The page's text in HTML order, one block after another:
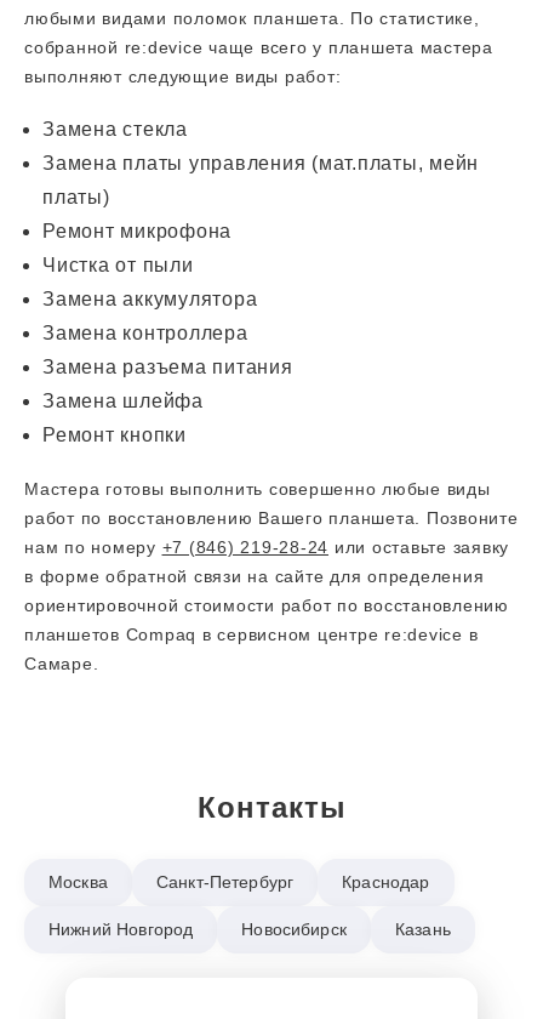
любыми видами поломок планшета. По статистике,
собранной re:device чаще всего у планшета мастера
выполняют следующие виды работ:
Замена стекла
Замена платы управления (мат.платы, мейн
платы)
Ремонт микрофона
Чистка от пыли
Замена аккумулятора
Замена контроллера
Замена разъема питания
Замена шлейфа
Ремонт кнопки
Мастера готовы выполнить совершенно любые виды
работ по восстановлению Вашего планшета. Позвоните
нам по номеру +7 (846) 219-28-24 или оставьте заявку
в форме обратной связи на сайте для определения
ориентировочной стоимости работ по восстановлению
планшетов Compaq в сервисном центре re:device в
Самаре.
Контакты
Москва Санкт-Петербург Краснодар
Нижний Новгород Новосибирск Казань